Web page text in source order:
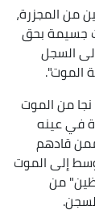
المجزرة،
جسيمة بحق
السجل
نجا من الموت
في عينه
قادهم
إلى الموت
من